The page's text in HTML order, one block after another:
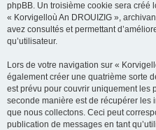
phpBB. Un troisième cookie sera créé
« Korvigelloù An DROUIZIG »,
avez consultés et permettant
qu’utilisateur.
Lors de votre navigation sur «
également créer une quatrième sorte
est prévu pour couvrir uniquement les
seconde manière est de récupérer les
que nous collectons. Ceci peut
publication de messages en tant